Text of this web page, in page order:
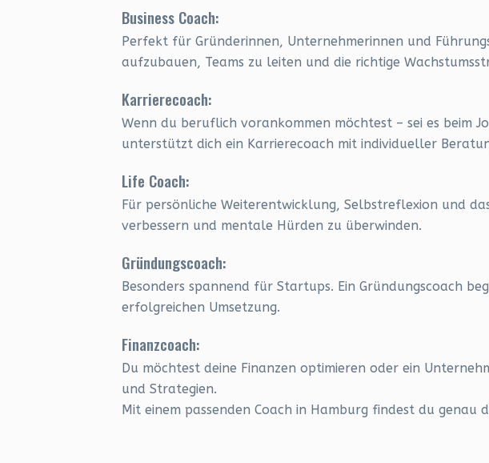
Business Coach:
Perfekt für Gründerinnen, Unternehmerinnen und
aufzubauen, Teams zu leiten und die richtige
Karrierecoach:
Wenn du beruflich vorankommen möchtest – sei es beim
unterstützt dich ein Karrierecoach mit individueller
Life Coach:
Für persönliche Weiterentwicklung, Selbstreflexion und
verbessern und mentale Hürden zu überwinden.
Gründungscoach:
Besonders spannend für Startups. Ein Gründungscoach
erfolgreichen Umsetzung.
Finanzcoach:
Du möchtest deine Finanzen optimieren oder ein
und Strategien.
Mit einem passenden Coach in Hamburg findest du